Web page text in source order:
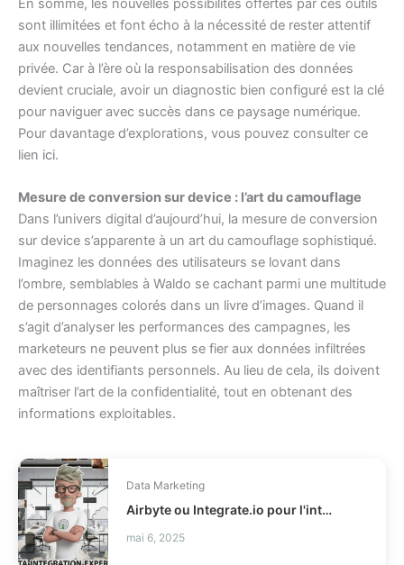
sont illimitées et font écho à la nécessité de rester attentif
aux nouvelles tendances, notamment en matière de vie
privée. Car à l’ère où la responsabilisation des données
devient cruciale, avoir un diagnostic bien configuré est la clé
pour naviguer avec succès dans ce paysage numérique.
Pour davantage d’explorations, vous pouvez consulter ce
lien ici.
Mesure de conversion sur device : l’art du camouflage
Dans l’univers digital d’aujourd’hui, la mesure de conversion
sur device s’apparente à un art du camouflage sophistiqué.
Imaginez les données des utilisateurs se lovant dans
l’ombre, semblables à Waldo se cachant parmi une multitude
de personnages colorés dans un livre d’images. Quand il
s’agit d’analyser les performances des campagnes, les
marketeurs ne peuvent plus se fier aux données infiltrées
avec des identifiants personnels. Au lieu de cela, ils doivent
maîtriser l’art de la confidentialité, tout en obtenant des
informations exploitables.
Data Marketing
Airbyte ou Integrate.io pour l'intégration de données : lequel choisir ?
mai 6, 2025